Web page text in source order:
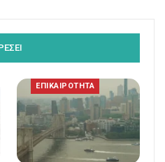
ΕΠΙΚΑΙΡΟΤΗΤΑ